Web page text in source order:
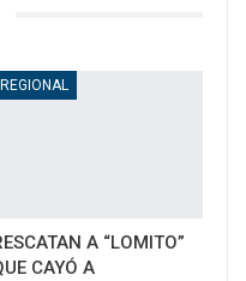
REGIONAL
A “LOMITO”
CAYÓ A